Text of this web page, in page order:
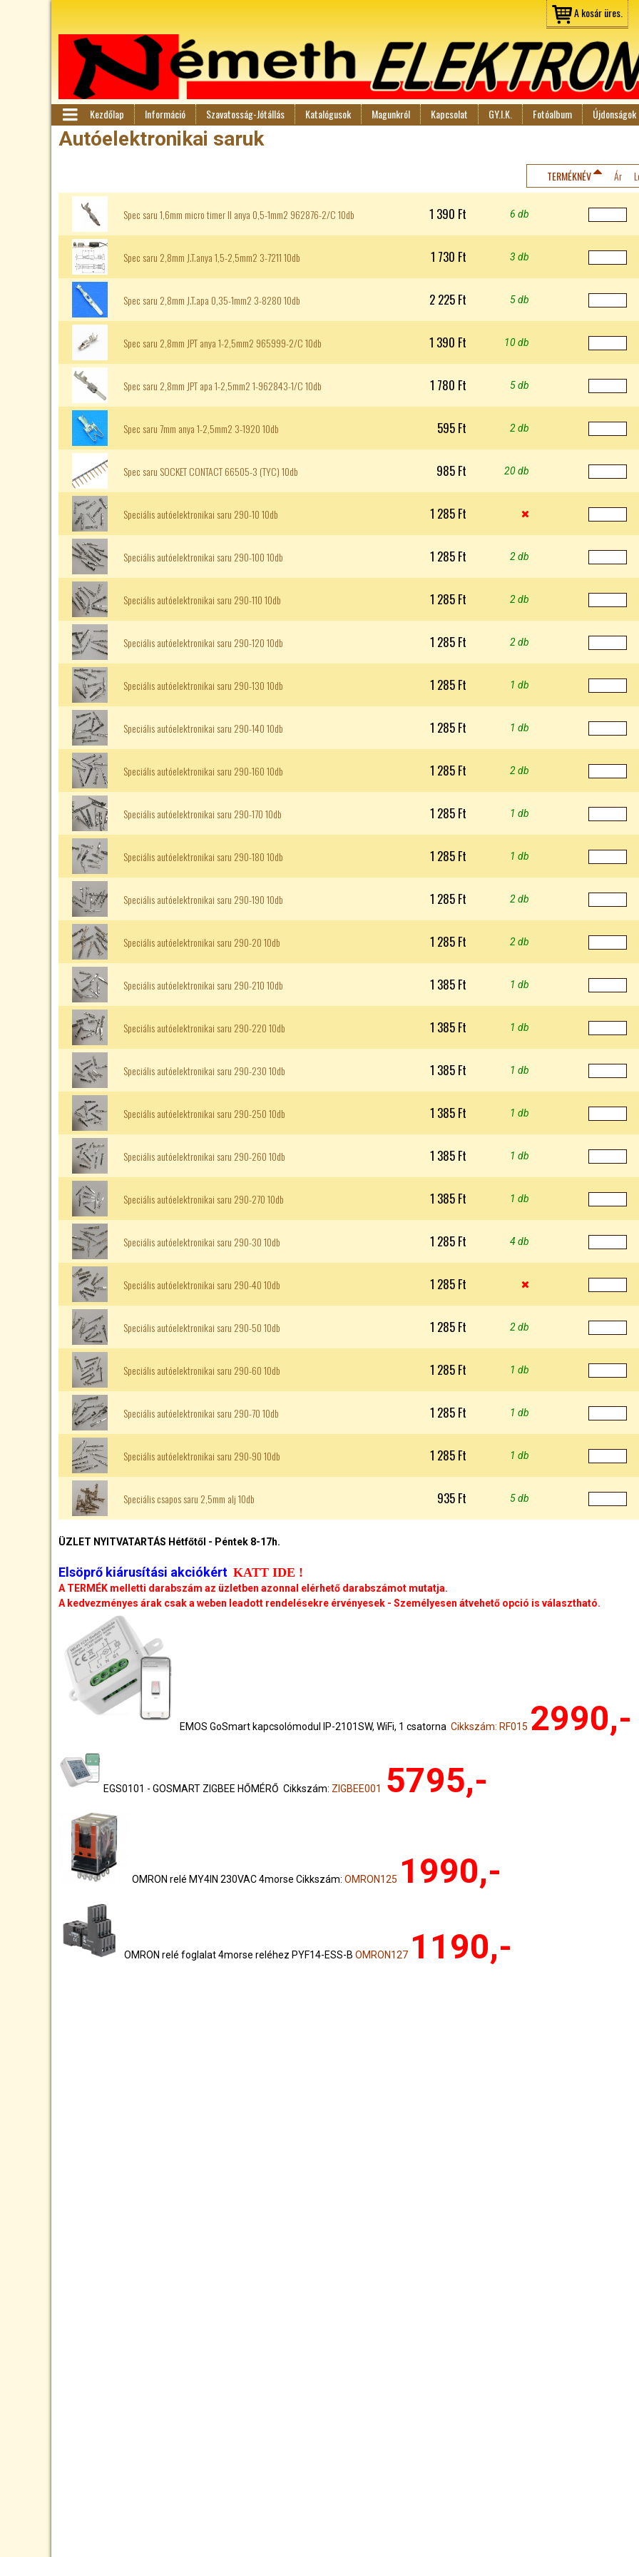
A kosár üres.
Autóelektronikai saruk
TERMÉKNÉV Ár
Spec saru 1,6mm micro timer II anya 0,5-1mm2 962876-2/C 10db 1 390 Ft 6 db
Spec saru 2,8mm J.T.anya 1,5-2,5mm2 3-7211 10db 1 730 Ft 3 db
Spec saru 2,8mm J.T.apa 0,35-1mm2 3-8280 10db 2 225 Ft 5 db
Spec saru 2,8mm JPT anya 1-2,5mm2 965999-2/C 10db 1 390 Ft 10 db
Spec saru 2,8mm JPT apa 1-2,5mm2 1-962843-1/C 10db 1 780 Ft 5 db
Spec saru 7mm anya 1-2,5mm2 3-1920 10db 595 Ft 2 db
Spec saru SOCKET CONTACT 66505-3 (TYC) 10db 985 Ft 20 db
Speciális autóelektronikai saru 290-10 10db 1 285 Ft 
Speciális autóelektronikai saru 290-100 10db 1 285 Ft 2 db
Speciális autóelektronikai saru 290-110 10db 1 285 Ft 2 db
Speciális autóelektronikai saru 290-120 10db 1 285 Ft 2 db
Speciális autóelektronikai saru 290-130 10db 1 285 Ft 1 db
Speciális autóelektronikai saru 290-140 10db 1 285 Ft 1 db
Speciális autóelektronikai saru 290-160 10db 1 285 Ft 2 db
Speciális autóelektronikai saru 290-170 10db 1 285 Ft 1 db
Speciális autóelektronikai saru 290-180 10db 1 285 Ft 1 db
Speciális autóelektronikai saru 290-190 10db 1 285 Ft 2 db
Speciális autóelektronikai saru 290-20 10db 1 285 Ft 2 db
Speciális autóelektronikai saru 290-210 10db 1 385 Ft 1 db
Speciális autóelektronikai saru 290-220 10db 1 385 Ft 1 db
Speciális autóelektronikai saru 290-230 10db 1 385 Ft 1 db
Speciális autóelektronikai saru 290-250 10db 1 385 Ft 1 db
Speciális autóelektronikai saru 290-260 10db 1 385 Ft 1 db
Speciális autóelektronikai saru 290-270 10db 1 385 Ft 1 db
Speciális autóelektronikai saru 290-30 10db 1 285 Ft 4 db
Speciális autóelektronikai saru 290-40 10db 1 285 Ft 
Speciális autóelektronikai saru 290-50 10db 1 285 Ft 2 db
Speciális autóelektronikai saru 290-60 10db 1 285 Ft 1 db
Speciális autóelektronikai saru 290-70 10db 1 285 Ft 1 db
Speciális autóelektronikai saru 290-90 10db 1 285 Ft 1 db
Speciális csapos saru 2,5mm alj 10db 935 Ft 5 db
ÜZLET NYITVATARTÁS Hétfőtől - Péntek 8-17h.
Elsöprő kiárusítási akciókért KATT IDE !
A TERMÉK melletti darabszám az üzletben azonnal elérhető darabszámot mutatja.
A kedvezményes árak csak a weben leadott rendelésekre érvényesek - Személyesen átvehető opció is választható.
EMOS GoSmart kapcsolómodul IP-2101SW, WiFi, 1 csatorna Cikkszám: RF015 2990,-
EGS0101 - GOSMART ZIGBEE HŐMÉRŐ Cikkszám: ZIGBEE001 5795,-
OMRON relé MY4IN 230VAC 4morse Cikkszám: OMRON125 1990,-
OMRON relé foglalat 4morse reléhez PYF14-ESS-B OMRON127 1190,-
M
F
m
ü
Kezdőlap Információ Szavatosság-Jótállás Katalógusok Magunkról Kapcsolat GY.I.K. Fotóalbum Újdonságok